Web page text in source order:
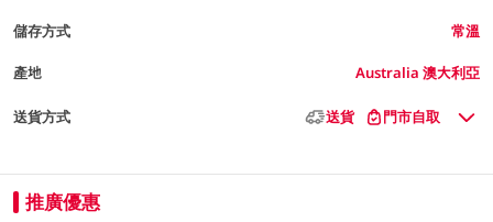
儲存方式 常溫
產地 Australia 澳大利亞
送貨方式 送貨 門市自取
推廣優惠